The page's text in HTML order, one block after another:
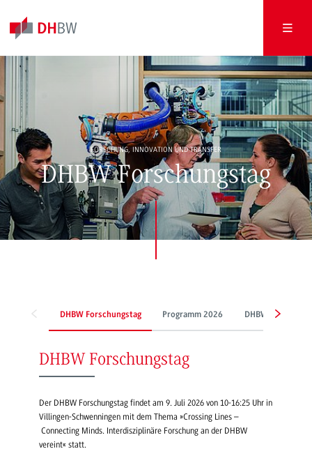
FORSCHUNG, INNOVATION UND TRANSFER
DHBW Forschungstag
DHBW Forschungstag Programm 2026 DHBW
DHBW Forschungstag
Der DHBW Forschungstag findet am 9. Juli 2026 von 10-16:25 Uhr in
Villingen-Schwenningen mit dem Thema »Crossing Lines –
Connecting Minds. Interdisziplinäre Forschung an der DHBW
vereint« statt.